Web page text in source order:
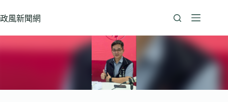
至
政風新聞網